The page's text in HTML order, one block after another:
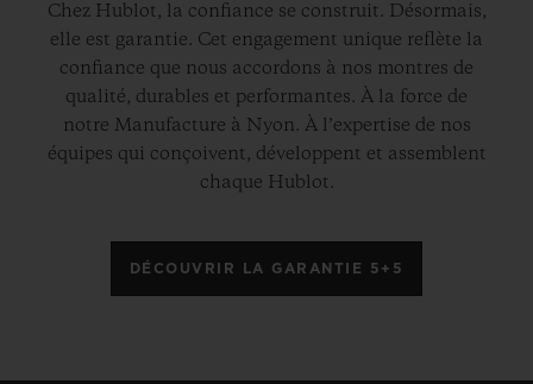
Chez Hublot, la confiance se construit. Désormais,
elle est garantie. Cet engagement unique reflète la
confiance que nous accordons à nos montres de
qualité, durables et performantes. À la force de
notre Manufacture à Nyon. À l’expertise de nos
équipes qui conçoivent, développent et assemblent
chaque Hublot.
DÉCOUVRIR LA GARANTIE 5+5